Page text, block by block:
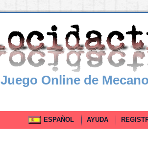
Juego Online de
ESPAÑOL AYUDA